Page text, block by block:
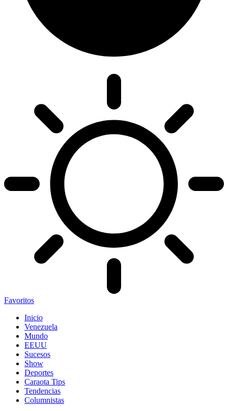
Favoritos
Inicio
Venezuela
Mundo
EEUU
Sucesos
Show
Deportes
Caraota Tips
Tendencias
Columnistas